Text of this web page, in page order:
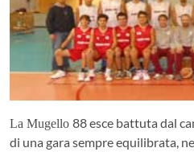
La Mugello 88 esce battuta dal
di una gara sempre equilibrata,